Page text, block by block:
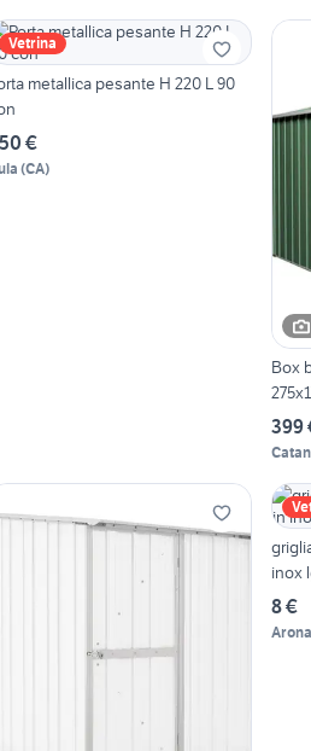
Vetrina
metallica pesante H 220 L 90
€
(CA)
Box
399
inox
8 €
Arona